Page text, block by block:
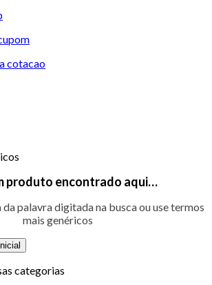
produto encontrado aqui…
palavra digitada na busca ou use termos
mais genéricos
categorias